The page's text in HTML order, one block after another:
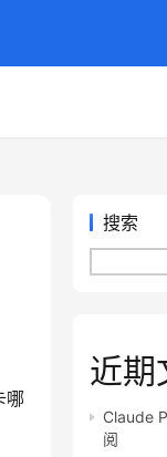
哪
搜索
近期
Claude
阅